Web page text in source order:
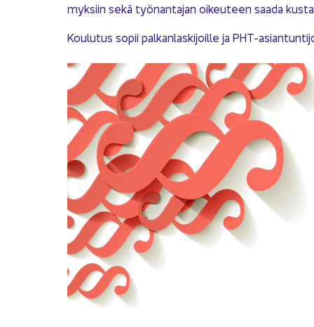
myk­siin sekä työ­nan­ta­jan oi­keu­teen saada
Kou­lu­tus sopii pal­kan­las­ki­joil­le ja PHT-​